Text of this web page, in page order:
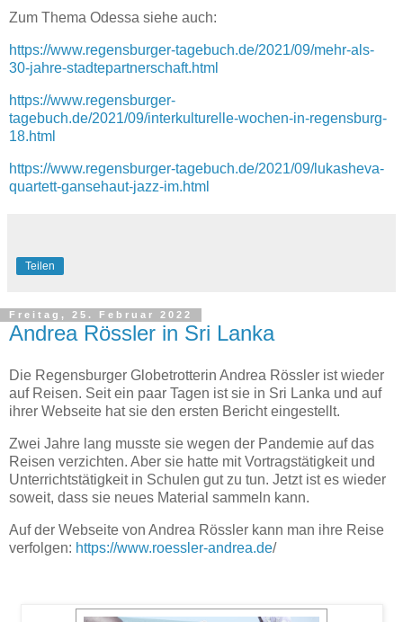
Zum Thema Odessa siehe auch:
https://www.regensburger-tagebuch.de/2021/09/mehr-als-
30-jahre-stadtepartnerschaft.html
https://www.regensburger-
tagebuch.de/2021/09/interkulturelle-wochen-in-regensburg-
18.html
https://www.regensburger-tagebuch.de/2021/09/lukasheva-
quartett-gansehaut-jazz-im.html
Teilen
Freitag, 25. Februar 2022
Andrea Rössler in Sri Lanka
Die Regensburger Globetrotterin Andrea Rössler ist wieder
auf Reisen. Seit ein paar Tagen ist sie in Sri Lanka und auf
ihrer Webseite hat sie den ersten Bericht eingestellt.
Zwei Jahre lang musste sie wegen der Pandemie auf das
Reisen verzichten. Aber sie hatte mit Vortragstätigkeit und
Unterrichtstätigkeit in Schulen gut zu tun. Jetzt ist es wieder
soweit, dass sie neues Material sammeln kann.
Auf der Webseite von Andrea Rössler kann man ihre Reise
verfolgen: https://www.roessler-andrea.de/